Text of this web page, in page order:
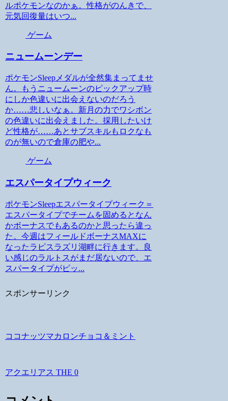
ルポケモンなのかぁ。性格がのんきで、
元気回復量はいつ...
ゲーム
ニュームーンデー
ポケモンSleepメダルが全然集まってませ
ん。もうニュームーンのピックアップ時
にしか色違いに出会えないのだろう
か……悲しいなぁ。新月の力でワシボン
の色違いに出会えました。採用したいけ
ど性格が……あとサブスキルもロクなも
のが無いので倉庫の肥や...
ゲーム
エスパータイプウィーク
ポケモンSleepエスパータイプウィーク＝
エスパータイプでチームを固めるとなん
かボーナスでもあるのかと思ったら違っ
た。今週はフィールドボーナスMAXに
なったラピスラズリ湖畔に行きます。良
い感じのラルトスがまだ居ないので、エ
スパータイプがピッ...
スポンサーリンク
ココナッツマカロンチョコ＆ミント
アクエリアス THE 0